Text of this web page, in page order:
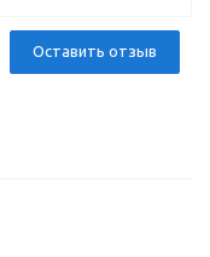
Оставить отзыв